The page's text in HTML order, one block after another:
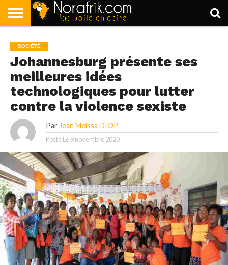
POLITIQUE
SOCIÉTÉ
ECONOMIE
SPORT
LIFESTYLE
SOCIÉTÉ
Johannesburg présente ses
meilleures idées
technologiques pour lutter
contre la violence sexiste
Par Jean Meïssa DIOP
Posté Le 9 novembre 2020